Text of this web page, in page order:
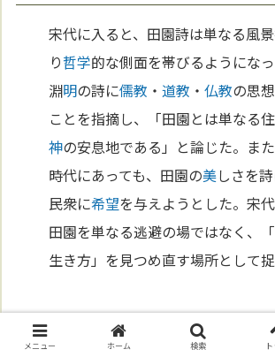
宋代に入ると、田園詩は単なる風
り哲学的な側面を帯びるようにな
淵明の詩に儒教 ・道教 ・仏教の思
ことを指摘し、「田園とは単なる
神の安息地である」と論じた。ま
時代にあっても、田園の美しさを
民衆に希望を与えようとした。宋
田園を単なる逃避の場ではなく、
生き方」を見つめ直す場所として捉
田園詩の広がりと現代への影
メニュー ホーム 検索